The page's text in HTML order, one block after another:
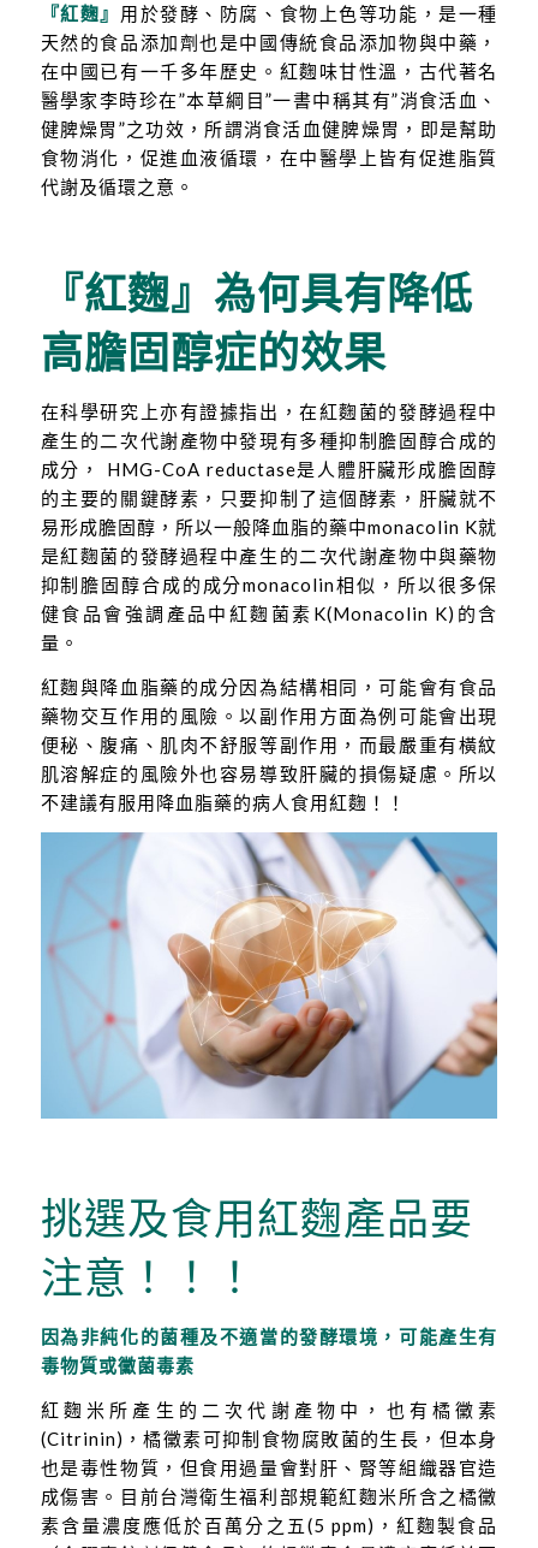
『紅麴』 用於發酵、防腐、食物上色等功能，是一種
天然的食品添加劑也是中國傳統食品添加物與中藥，
在中國已有一千多年歷史。紅麴味甘性溫，古代著名
醫學家李時珍在”本草綱目”一書中稱其有”消食活血、
健脾燥胃”之功效，所謂消食活血健脾燥胃，即是幫助
食物消化，促進血液循環，在中醫學上皆有促進脂質
代謝及循環之意。
『紅麴』為何具有降低
高膽固醇症的效果
在科學研究上亦有證據指出，在紅麴菌的發酵過程中
產生的二次代謝產物中發現有多種抑制膽固醇合成的
成分， HMG-CoA reductase是人體肝臟形成膽固醇
的主要的關鍵酵素，只要抑制了這個酵素，肝臟就不
易形成膽固醇，所以一般降血脂的藥中monacolin K就
是紅麴菌的發酵過程中產生的二次代謝產物中與藥物
抑制膽固醇合成的成分monacolin相似，所以很多保
健食品會強調產品中紅麴菌素K(Monacolin K)的含
量。
紅麴與降血脂藥的成分因為結構相同，可能會有食品
藥物交互作用的風險。以副作用方面為例可能會出現
便秘、腹痛、肌肉不舒服等副作用，而最嚴重有橫紋
肌溶解症的風險外也容易導致肝臟的損傷疑慮。所以
不建議有服用降血脂藥的病人食用紅麴！！
挑選及食用紅麴產品要
注意！！！
因為非純化的菌種及不適當的發酵環境，可能產生有
毒物質或黴菌毒素
紅麴米所產生的二次代謝產物中，也有橘黴素
(Citrinin)，橘黴素可抑制食物腐敗菌的生長，但本身
也是毒性物質，但食用過量會對肝、腎等組織器官造
成傷害。目前台灣衛生福利部規範紅麴米所含之橘黴
素含量濃度應低於百萬分之五(5 ppm)，紅麴製食品